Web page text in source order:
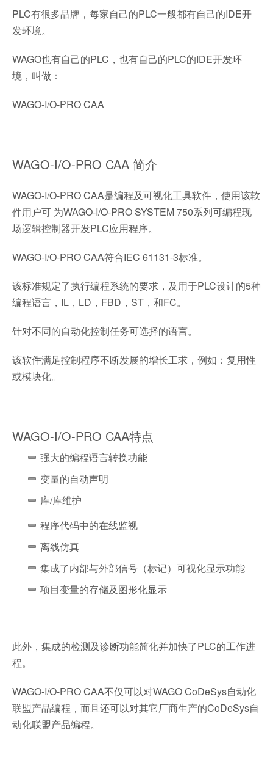
PLC有很多品牌，每家自己的PLC一般都有自己的IDE开
发环境。
WAGO也有自己的PLC，也有自己的PLC的IDE开发环
境，叫做：
WAGO-I/O-PRO CAA
WAGO-I/O-PRO CAA 简介
WAGO-I/O-PRO CAA是编程及可视化工具软件，使用该软
件用户可 为WAGO-I/O-PRO SYSTEM 750系列可编程现
场逻辑控制器开发PLC应用程序。
WAGO-I/O-PRO CAA符合IEC 61131-3标准。
该标准规定了执行编程系统的要求，及用于PLC设计的5种
编程语言，IL，LD，FBD，ST，和FC。
针对不同的自动化控制任务可选择的语言。
该软件满足控制程序不断发展的增长工求，例如：复用性
或模块化。
WAGO-I/O-PRO CAA特点
强大的编程语言转换功能
变量的自动声明
库/库维护
程序代码中的在线监视
离线仿真
集成了内部与外部信号（标记）可视化显示功能
项目变量的存储及图形化显示
此外，集成的检测及诊断功能简化并加快了PLC的工作进
程。
WAGO-I/O-PRO CAA不仅可以对WAGO CoDeSys自动化
联盟产品编程，而且还可以对其它厂商生产的CoDeSys自
动化联盟产品编程。